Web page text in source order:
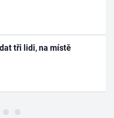
tři lidi, na místě